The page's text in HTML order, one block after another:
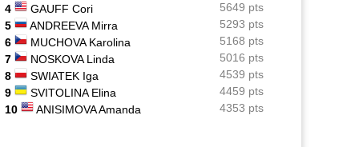
ROSE
Garcia est désormais maman d’un
ATP / WTA
Tous les résultats de ce jeudi 6 août
11:09
Istanbul (CH)
Bax, Ghibaudo et Poullain peuvent rejoindre les demies
en Turquie
4
GAUFF Cori
5649 pts
5
ANDREEVA Mirra
5293 pts
6
MUCHOVA Karolina
5168 pts
7
NOSKOVA Linda
5016 pts
8
SWIATEK Iga
4539 pts
9
SVITOLINA Elina
4459 pts
10
ANISIMOVA Amanda 4353 pts